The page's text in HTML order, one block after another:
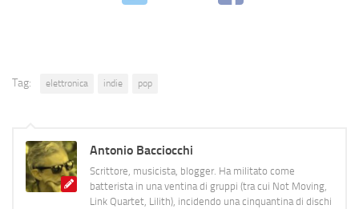
Tag: elettronica indie pop
Antonio Bacciocchi
Scrittore, musicista, blogger. Ha militato come
batterista in una ventina di gruppi (tra cui Not Moving,
Link Quartet, Lilith), incidendo una cinquantina di dischi